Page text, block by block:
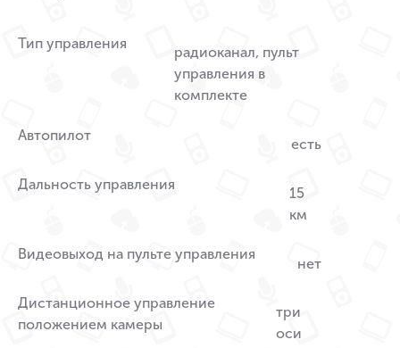
Тип управления
радиоканал, пульт
управления в
комплекте
Автопилот
есть
Дальность управления
15
км
Видеовыход на пульте управления
нет
Дистанционное управление
положением камеры
три
оси